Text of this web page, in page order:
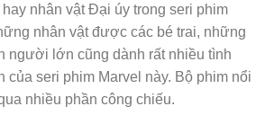
nhân vật Đại úy trong seri phim
nhân vật được các bé trai, những
người lớn cũng dành rất nhiều tình
của seri phim Marvel này. Bộ phim nổi
nhiều phần công chiếu.